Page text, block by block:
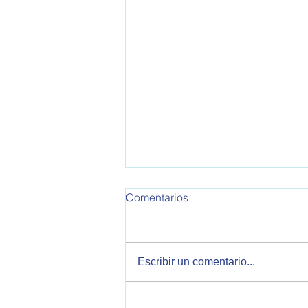
Comentarios
Escribir un comentario...